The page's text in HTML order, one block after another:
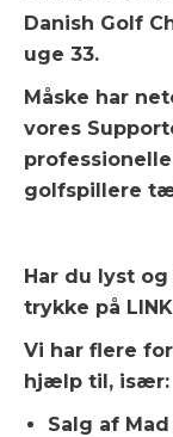
Danish Golf
uge 33.
Måske har
vores
golfspillere
Har du lyst
trykke på
Vi har flere
hjælp til, især:
Salg af